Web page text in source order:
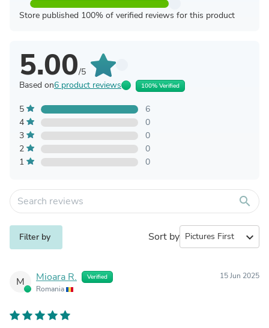
Store published 100% of verified reviews for this product
5.00/5
Based on6 product reviews 100% Verified
5
6
4
0
3
0
2
0
1
0
search
Filter by Sort by expand_more
M Mioara R. Verified
Romania
15 Jun 2025